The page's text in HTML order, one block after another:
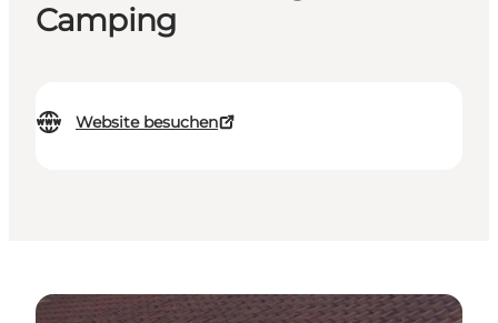
Camping
Website besuchen